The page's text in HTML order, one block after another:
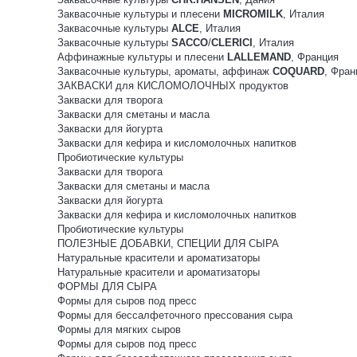
Заквасочные культуры и плесени MICROMILK, Италия
Заквасочные культуры ALCE, Италия
Заквасочные культуры SACCO/CLERICI , Италия
Аффинажные культуры и плесени LALLEMAND, Франция
Заквасочные культуры, ароматы, аффинаж COQUARD,
ЗАКВАСКИ для КИСЛОМОЛОЧНЫХ продуктов
Закваски для творога
Закваски для сметаны и масла
Закваски для йогурта
Закваски для кефира и кисломолочных напитков
Пробиотические культуры
Закваски для творога
Закваски для сметаны и масла
Закваски для йогурта
Закваски для кефира и кисломолочных напитков
Пробиотические культуры
ПОЛЕЗНЫЕ ДОБАВКИ, СПЕЦИИ ДЛЯ СЫРА
Натуральные красители и ароматизаторы
Натуральные красители и ароматизаторы
ФОРМЫ ДЛЯ СЫРА
Формы для сыров под пресс
Формы для бессалфеточного прессования сыра
Формы для мягких сыров
Формы для сыров под пресс